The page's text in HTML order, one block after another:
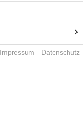
Impressum Datenschutz